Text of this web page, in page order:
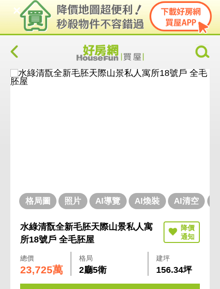
格局圖 照片 AI導覽 AI煥裝 AI清空
水綠清翫全新毛胚天際山景私人寓
所18號戶 全毛胚屋
總價
23,725萬
格局
2廳5衛
建坪
156.34坪